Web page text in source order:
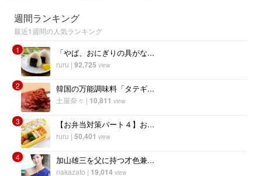
週間ランキング
最近1週間の人気ランキング
1
「やば、おにぎりの具がな...
ruru | 92,725 view
2 韓国の万能調味料「タテギ...
土屋奈々 | 10,811 view
3 【お弁当対策パート４】お...
ruru | 50,401 view
4 加山雄三を父に持つ才色兼...
nakazato | 19,014 view